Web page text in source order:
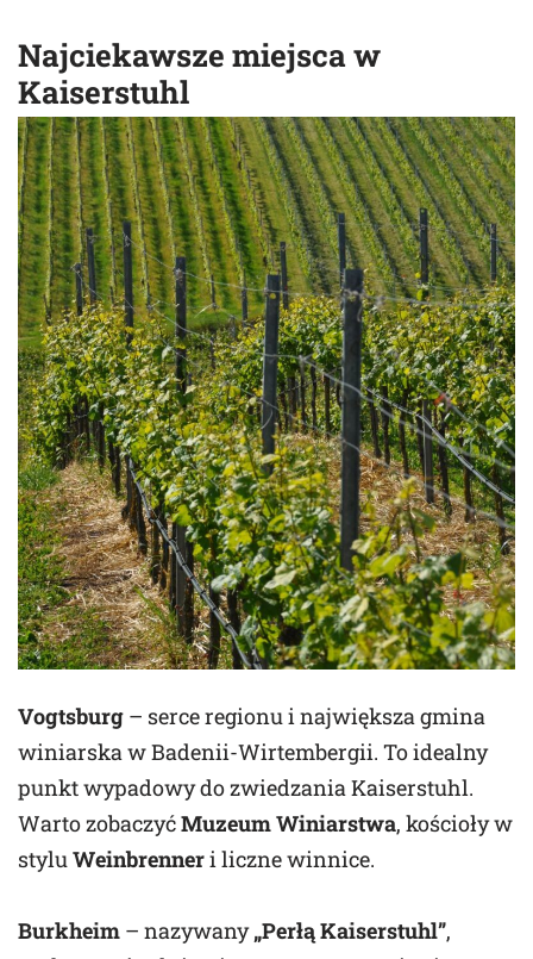
Najciekawsze miejsca w
Kaiserstuhl
Vogtsburg – serce regionu i największa gmina
winiarska w Badenii-Wirtembergii. To idealny
punkt wypadowy do zwiedzania Kaiserstuhl.
Warto zobaczyćMuzeum Winiarstwa, kościoły w
styluWeinbrenneri liczne winnice.
Burkheim – nazywany„Perłą Kaiserstuhl”,